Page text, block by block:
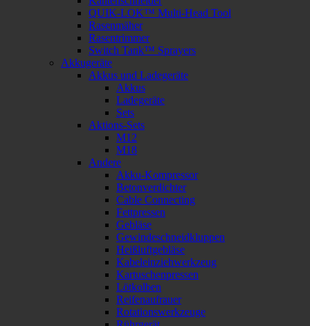
QUIK-LOK™ Multi-Head Tool
Rasenmäher
Rasentrimmer
Switch Tank™ Sprayers
Akkugeräte
Akkus und Ladegeräte
Akkus
Ladegeräte
Sets
Aktions-Sets
M12
M18
Andere
Akku-Kompressor
Betonverdichter
Cable Connecting
Fettpressen
Gebläse
Gewindeschneidkluppen
Heißluftgebläse
Kabeleinziehwerkzeug
Kartuschenpressen
Lötkolben
Reifenaufrauer
Rotationswerkzeuge